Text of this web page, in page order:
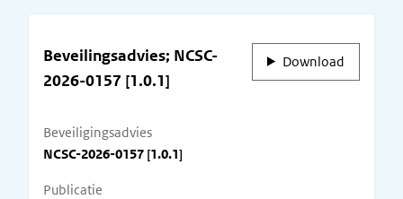
Download
Beveilingsadvies; NCSC-
2026-0157 [1.0.1]
Beveiligingsadvies
NCSC-2026-0157 [1.0.1]
Publicatie